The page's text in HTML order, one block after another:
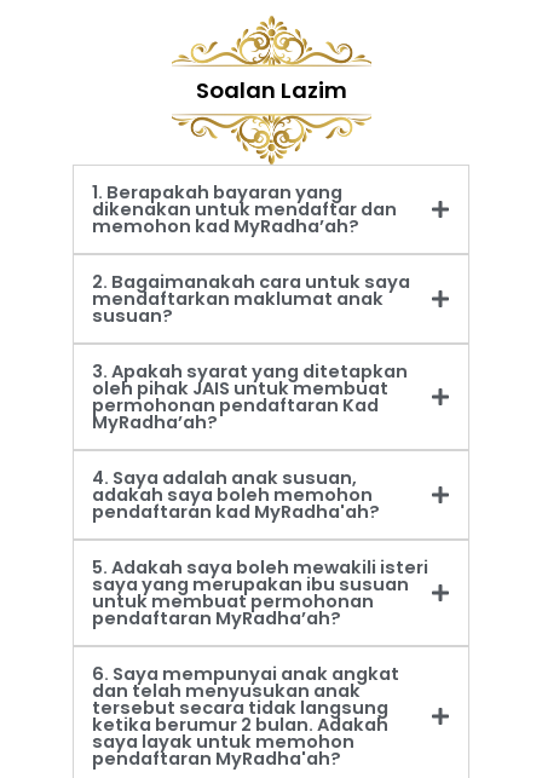
Soalan Lazim
1. Berapakah bayaran yang
dikenakan untuk mendaftar dan
memohon kad MyRadha’ah?
2. Bagaimanakah cara untuk saya
mendaftarkan maklumat anak
susuan?
3. Apakah syarat yang ditetapkan
oleh pihak JAIS untuk membuat
permohonan pendaftaran Kad
MyRadha’ah?
4. Saya adalah anak susuan,
adakah saya boleh memohon
pendaftaran kad MyRadha'ah?
5. Adakah saya boleh mewakili isteri
saya yang merupakan ibu susuan
untuk membuat permohonan
pendaftaran MyRadha’ah?
6. Saya mempunyai anak angkat
dan telah menyusukan anak
tersebut secara tidak langsung
ketika berumur 2 bulan. Adakah
saya layak untuk memohon
pendaftaran MyRadha'ah?